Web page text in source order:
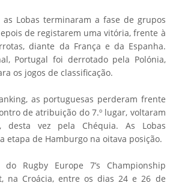
Lobas terminaram a fase de grupos
de registarem uma vitória, frente à
diante da França e da Espanha.
Portugal foi derrotado pela Polónia,
os jogos de classificação.
as portuguesas perderam frente
de atribuição do 7.º lugar, voltaram
desta vez pela Chéquia. As Lobas
etapa de Hamburgo na oitava posição.
Rugby Europe 7’s Championship
na Croácia, entre os dias 24 e 26 de